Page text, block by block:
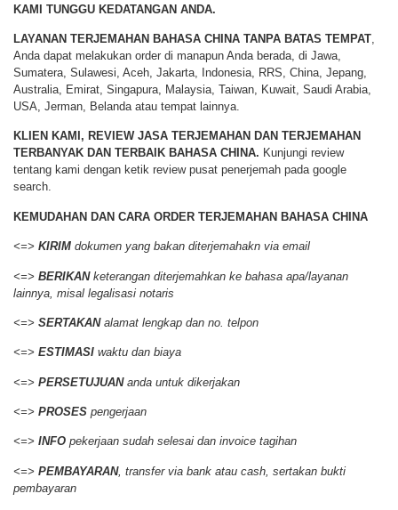
KAMI TUNGGU KEDATANGAN ANDA.
LAYANAN TERJEMAHAN BAHASA CHINA TANPA BATAS TEMPAT
Anda dapat melakukan order di manapun Anda berada, di Jawa,
Sumatera, Sulawesi, Aceh, Jakarta, Indonesia, RRS, China, Jepang,
Australia, Emirat, Singapura, Malaysia, Taiwan, Kuwait, Saudi Arabia,
USA, Jerman, Belanda atau tempat lainnya.
KLIEN KAMI, REVIEW JASA TERJEMAHAN DAN TERJEMAHAN
TERBANYAK DAN TERBAIK BAHASA CHINA. Kunjungi review
tentang kami dengan ketik review pusat penerjemah pada google
search.
KEMUDAHAN DAN CARA ORDER TERJEMAHAN BAHASA CHINA
<=> KIRIM dokumen yang bakan diterjemahakn via email
<=> BERIKANketerangan diterjemahkan ke bahasa apa/layanan
lainnya, misal legalisasi notaris
<=> SERTAKANalamat lengkap dan no. telpon
<=> ESTIMASI waktu dan biaya
<=> PERSETUJUANanda untuk dikerjakan
<=> PROSES pengerjaan
<=> INFO pekerjaan sudah selesai dan invoice tagihan
<=> PEMBAYARAN, transfer via bank atau cash, sertakan bukti
pembayaran